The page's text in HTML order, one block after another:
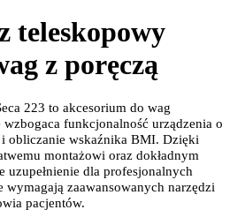
teleskopowy
z poręczą
223 to akcesorium do wag
funkcjonalność urządzenia o
obliczanie wskaźnika BMI. Dzięki
montażowi oraz dokładnym
uzupełnienie dla profesjonalnych
zaawansowanych narzędzi
pacjentów.